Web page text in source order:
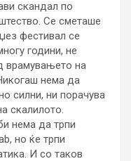
скандал по
Се сметаше
фестивал се
години, не
врамувањето на
нема да
силни, ни порачува
скалилото.
нема да трпи
но ќе трпи
И со таков